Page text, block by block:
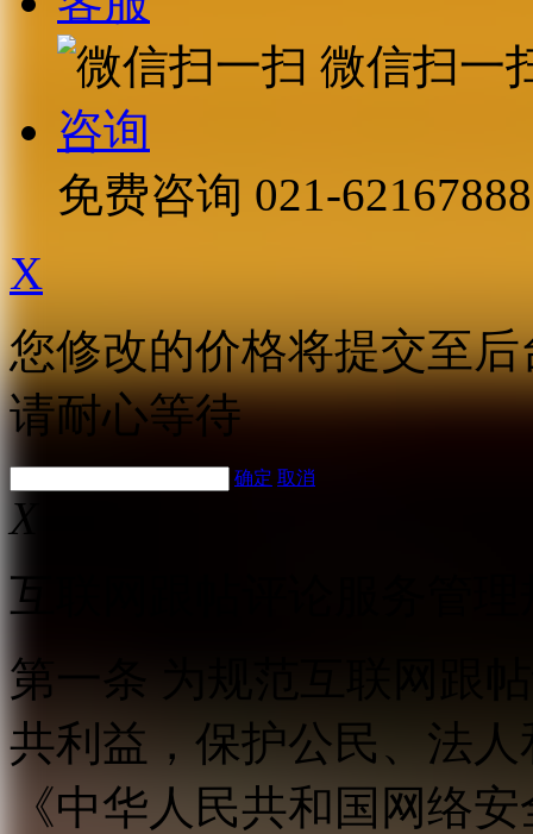
微信扫一
咨询
免费咨询 021-62167888
X
您修改的价格将提交至
请耐心等待
确定 取消
X
互联网跟帖评论服务管理
第一条 为规范互联网跟
共利益，保护公民、法
《中华人民共和国网络